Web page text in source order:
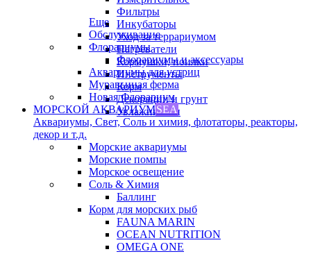
Фильтры
Инкубаторы
Уход за террариумом
Нагреватели
Кормушки, поилки
Инструменты
Корм
Декорации и грунт
Увлажнители
Еще
Обслуживание
Флорариумы
Флорариумы и аксессуары
Аквариумы для устриц
Муравьиная ферма
Новая Флорариум
МОРСКОЙ АКВАРИУМSEA
Аквариумы, Свет, Соль и химия, флотаторы, реакторы,
декор и т.д.
Морские аквариумы
Морские помпы
Морское освещение
Соль & Химия
Баллинг
Корм для морских рыб
FAUNA MARIN
OCEAN NUTRITION
OMEGA ONE